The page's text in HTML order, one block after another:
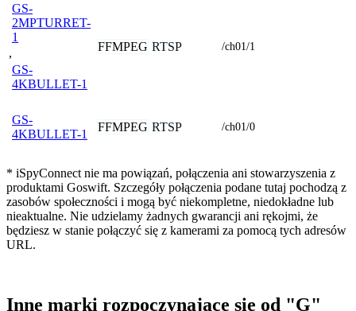
GS-
2MPTURRET-
1
,
GS-
4KBULLET-1
FFMPEG RTSP /ch01/1
GS-
4KBULLET-1
FFMPEG RTSP /ch01/0
* iSpyConnect nie ma powiązań, połączenia ani stowarzyszenia z
produktami Goswift. Szczegóły połączenia podane tutaj pochodzą z
zasobów społeczności i mogą być niekompletne, niedokładne lub
nieaktualne. Nie udzielamy żadnych gwarancji ani rękojmi, że
będziesz w stanie połączyć się z kamerami za pomocą tych adresów
URL.
Inne marki rozpoczynające się od "G"